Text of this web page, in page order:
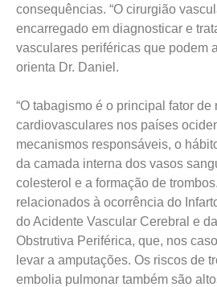
consequências. “O cirurgião
encarregado em diagnosticar e
vasculares periféricas que podem
orienta Dr. Daniel.
“O tabagismo é o principal fator de
cardiovasculares nos países
mecanismos responsáveis, o
da camada interna dos vasos
colesterol e a formação de
relacionados à ocorrência do
do Acidente Vascular Cerebral e
Obstrutiva Periférica, que, nos
levar a amputações. Os riscos de
embolia pulmonar também são